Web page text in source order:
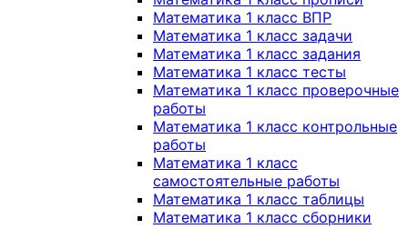
Математика 1 класс ВПР
Математика 1 класс задачи
Математика 1 класс задания
Математика 1 класс тесты
Математика 1 класс проверочные
работы
Математика 1 класс контрольные
работы
Математика 1 класс
самостоятельные работы
Математика 1 класс таблицы
Математика 1 класс сборники